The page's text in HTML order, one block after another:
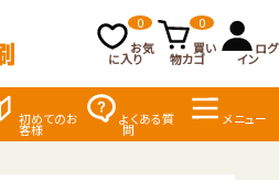
お気
に入り
0
買い
物カゴ
0
ログ
イン
初めてのお
客様
よくある質
問
メニュー